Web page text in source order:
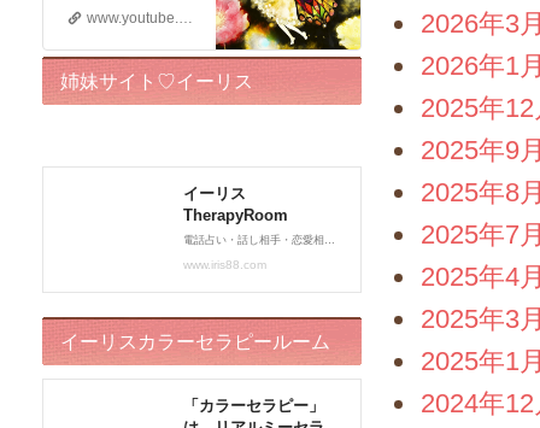
2026年3
2026年1
2025年12
2025年9
2025年8
2025年7
2025年4
2025年3
2025年1
2024年12
www.youtube.com
姉妹サイト♡イーリス
イーリスカラーセラピールーム